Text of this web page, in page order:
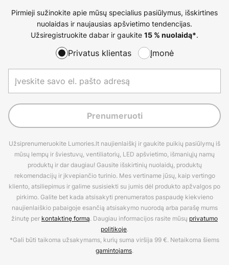
Pirmieji sužinokite apie mūsų specialius pasiūlymus, išskirtines
nuolaidas ir naujausias apšvietimo tendencijas.
Užsiregistruokite dabar ir gaukite 15 % nuolaidą*.
Privatus klientas Įmonė
Prenumeruoti
Užsiprenumeruokite Lumories.lt naujienlaiškį ir gaukite puikių pasiūlymų iš
mūsų lempų ir šviestuvų, ventiliatorių, LED apšvietimo, išmaniųjų namų
produktų ir dar daugiau! Gausite išskirtinių nuolaidų, produktų
rekomendacijų ir įkvepiančio turinio. Mes vertiname jūsų, kaip vertingo
kliento, atsiliepimus ir galime susisiekti su jumis dėl produkto apžvalgos po
pirkimo. Galite bet kada atsisakyti prenumeratos paspaudę kiekvieno
naujienlaiškio pabaigoje esančią atsisakymo nuorodą arba parašę mums
žinutę per kontaktinę formą. Daugiau informacijos rasite mūsų privatumo
politikoje.
*Gali būti taikoma užsakymams, kurių suma viršija 99 €. Netaikoma šiems
gamintojams.